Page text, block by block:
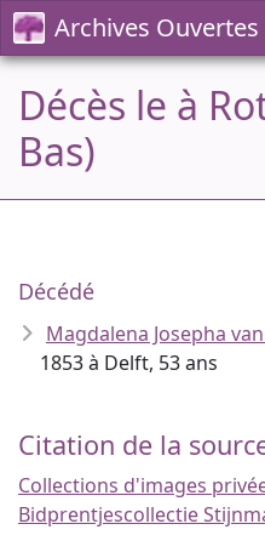
Archives Ouvertes
Décès le à
Bas)
Décédé
Magdalena Josepha
1853 à Delft, 53 ans
Citation de la
Collections d'images
Bidprentjescollectie